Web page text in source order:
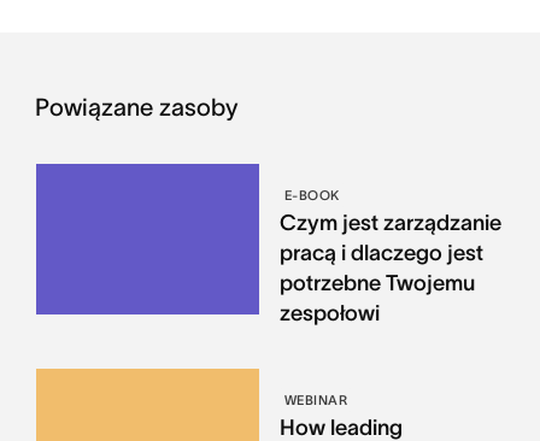
Powiązane zasoby
E-BOOK
Czym jest zarządzanie
pracą i dlaczego jest
potrzebne Twojemu
zespołowi
WEBINAR
How leading